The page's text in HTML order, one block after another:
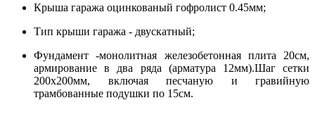
Крыша гаража оцинкованый гофролист 0.45мм;
Тип крыши гаража - двускатный;
Фундамент -монолитная железобетонная плита 20см,
армирование в два ряда (арматура 12мм).Шаг сетки
200х200мм, включая песчаную и гравийную
трамбованные подушки по 15см.